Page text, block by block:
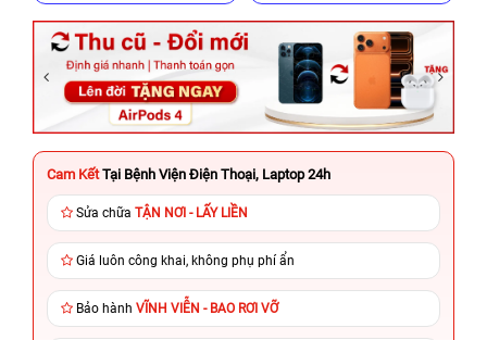
Cam Kết Tại Bệnh Viện Điện Thoại, Laptop 24h
Sửa chữa TẬN NƠI - LẤY LIỀN
Giá luôn công khai, không phụ phí ẩn
Bảo hành VĨNH VIỄN - BAO RƠI VỠ